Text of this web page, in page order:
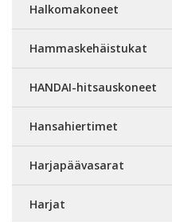
Halkomakoneet
Hammaskehäistukat
HANDAI-hitsauskoneet
Hansahiertimet
Harjapäävasarat
Harjat